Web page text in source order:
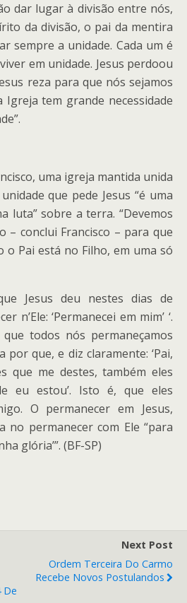
dar lugar à divisão entre nós,
da divisão, o pai da mentira
sempre a unidade. Cada um é
em unidade. Jesus perdoou
reza para que nós sejamos
Igreja tem grande necessidade
uma igreja mantida unida
que pede Jesus “é uma
luta” sobre a terra. “Devemos
– conclui Francisco – para que
o Pai está no Filho, em uma só
Jesus deu nestes dias de
n’Ele: ‘Permanecei em mim’ ‘.
todos nós permaneçamos
por que, e diz claramente: ‘Pai,
que me destes, também eles
eu estou’. Isto é, que eles
O permanecer em Jesus,
no permanecer com Ele “para
glória’”. (BF-SP)
De
Next Post
Ordem Terceira Do Carmo
Recebe Novos Postulandos